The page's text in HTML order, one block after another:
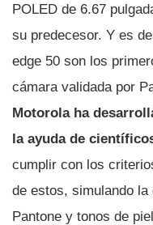
POLED de 6.67
su predecesor. Y es
edge 50 son los
cámara validada por
Motorola ha
la ayuda de
cumplir con los
de estos, simulando
Pantone y tonos de